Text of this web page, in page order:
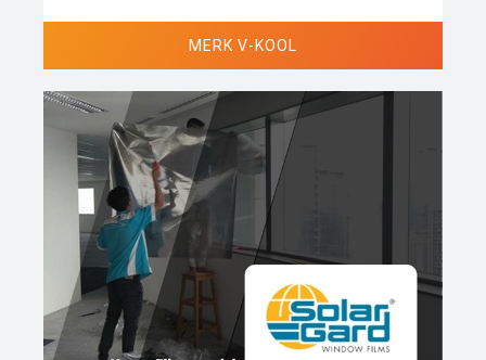
MERK V-KOOL